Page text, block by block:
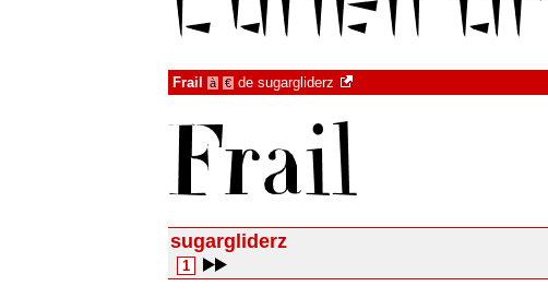
Frail à € de sugargliderz
sugargliderz
1